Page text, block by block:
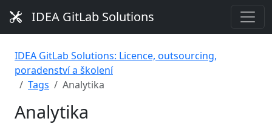
IDEA GitLab Solutions
IDEA GitLab Solutions: Licence, outsourcing,
poradenství a školení
Tags
Analytika
Analytika